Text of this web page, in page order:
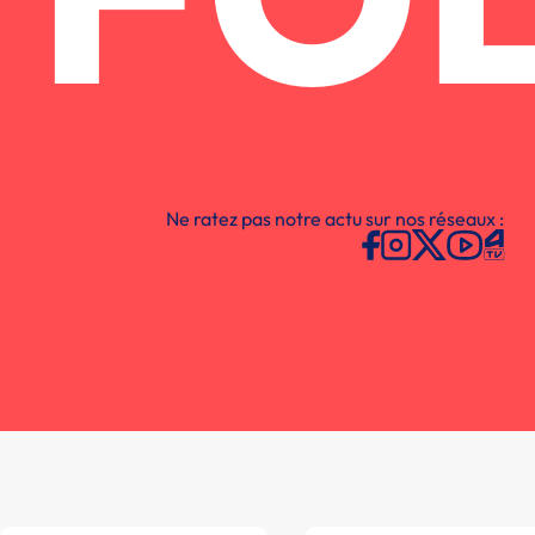
Ne ratez pas notre actu sur nos réseaux :